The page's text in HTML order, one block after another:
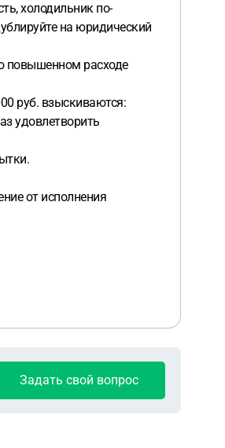
холодильник по-
на юридический
повышенном расходе
руб. взыскиваются:
удовлетворить
от исполнения
Задать свой вопрос